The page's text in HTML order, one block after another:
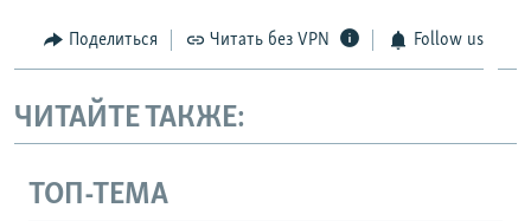
1080p
1080p
Поделиться Читать без VPN Follow us
ЧИТАЙТЕ ТАКЖЕ:
ТОП-ТЕМА